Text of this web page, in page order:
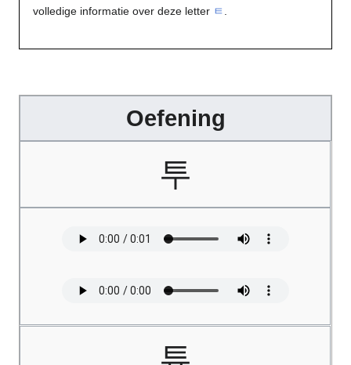
volledige informatie over deze letter ㅌ
Oefening
투